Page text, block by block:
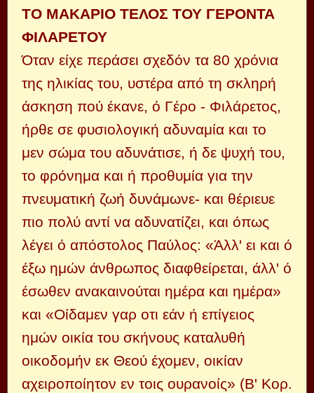
ΤΟ ΜΑΚΑΡΙΟ ΤΕΛΟΣ ΤΟΥ ΓΕΡΟΝΤΑ
ΦΙΛΑΡΕΤΟΥ
Όταν είχε περάσει σχεδόν τα 80 χρόνια
της ηλικίας του, υστέρα από τη σκληρή
άσκηση πού έκανε, ό Γέρο - Φιλάρετος,
ήρθε σε φυσιολογική αδυναμία και το
μεν σώμα του αδυνάτισε, ή δε ψυχή του,
το φρόνημα και ή προθυμία για την
πνευματική ζωή δυνάμωνε- και θέριευε
πιο πολύ αντί να αδυνατίζει, και όπως
λέγει ό απόστολος Παύλος: «Άλλ' ει και ό
έξω ημών άνθρωπος διαφθείρεται, άλλ' ό
έσωθεν ανακαινούται ημέρα και ημέρα»
και «Οίδαμεν γαρ οτι εάν ή επίγειος
ημών οικία του σκήνους καταλυθή
οικοδομήν εκ Θεού έχομεν, οικίαν
αχειροποίητον εν τοις ουρανοίς» (Β' Κορ.